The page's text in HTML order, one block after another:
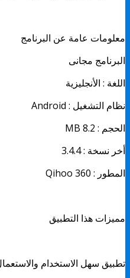
معلومات عامة عن البرنامج
البرنامج مجانى
اللغة : الأنجليزية
نظام التشغيل : Android
الحجم : 8.2 MB
أخر نسخة : 3.4.4
المطور : Qihoo 360
مميزات هذا التطبيق
تطبيق سهل الاستخدام